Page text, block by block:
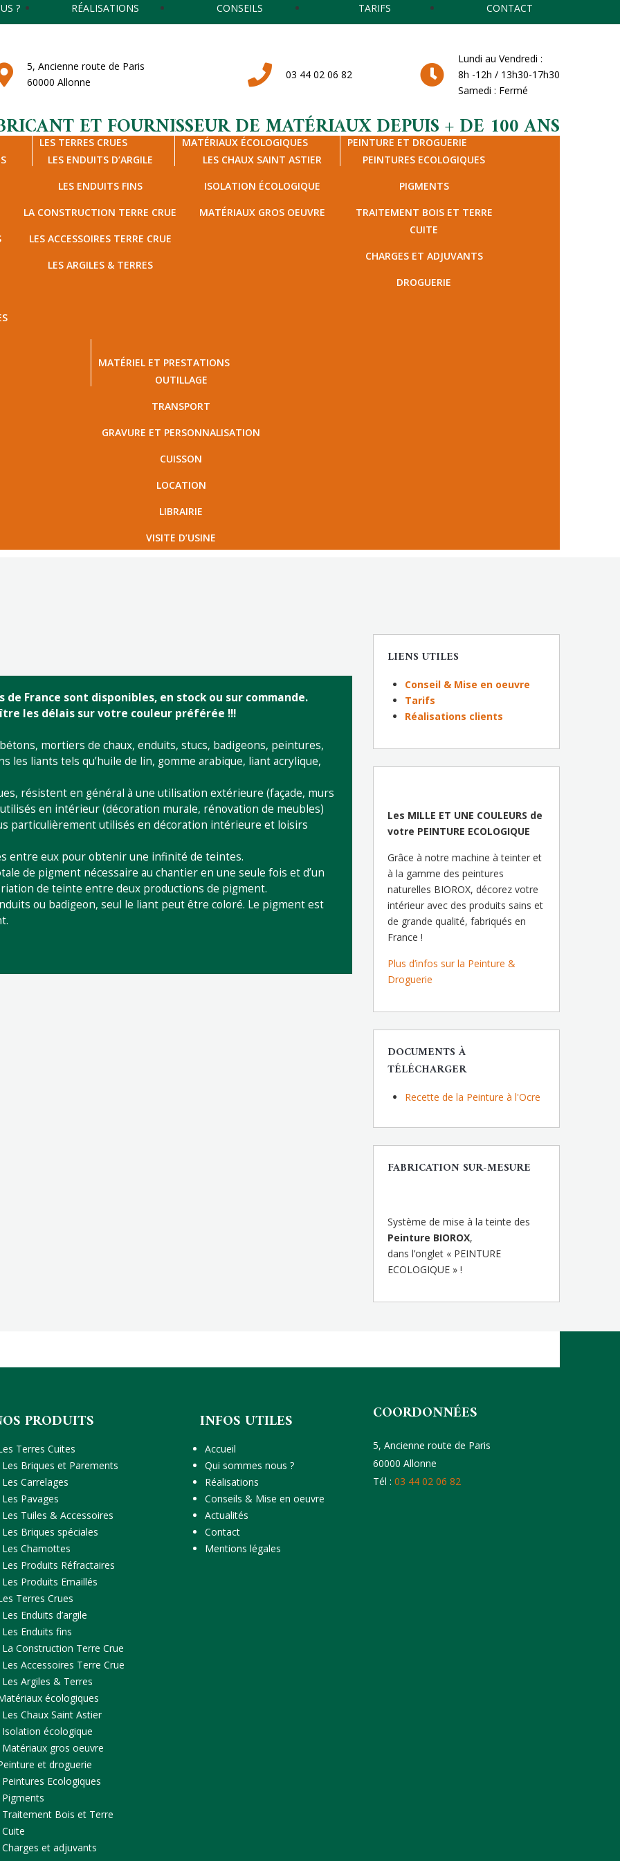
? RÉALISATIONS CONSEILS TARIFS CONTACT
5, Ancienne route de Paris
60000 Allonne
03 44 02 06 82
Lundi au Vendredi :
8h -12h / 13h30-17h30
Samedi : Fermé
ET FOURNISSEUR DE MATÉRIAUX DEPUIS + DE 100 ANS
LES TERRES CRUES
LES ENDUITS D’ARGILE
LES ENDUITS FINS
LA CONSTRUCTION TERRE CRUE
LES ACCESSOIRES TERRE CRUE
LES ARGILES & TERRES
MATÉRIAUX ÉCOLOGIQUES
LES CHAUX SAINT ASTIER
ISOLATION ÉCOLOGIQUE
MATÉRIAUX GROS OEUVRE
PEINTURE ET DROGUERIE
PEINTURES ECOLOGIQUES
PIGMENTS
TRAITEMENT BOIS ET TERRE
CUITE
CHARGES ET ADJUVANTS
DROGUERIE
MATÉRIEL ET PRESTATIONS
OUTILLAGE
TRANSPORT
GRAVURE ET PERSONNALISATION
CUISSON
LOCATION
LIBRAIRIE
VISITE D’USINE
de France sont disponibles, en stock ou sur commande.
les délais sur votre couleur préférée !!!
mortiers de chaux, enduits, stucs, badigeons, peintures,
les liants tels qu’huile de lin, gomme arabique, liant acrylique,
résistent en général à une utilisation extérieure (façade, murs
en intérieur (décoration murale, rénovation de meubles)
particulièrement utilisés en décoration intérieure et loisirs
entre eux pour obtenir une infinité de teintes.
de pigment nécessaire au chantier en une seule fois et d’un
de teinte entre deux productions de pigment.
ou badigeon, seul le liant peut être coloré. Le pigment est
LIENS UTILES
Conseil & Mise en oeuvre
Tarifs
Réalisations clients
Les MILLE ET UNE COULEURS de
votre PEINTURE ECOLOGIQUE
Grâce à notre machine à teinter et
à la gamme des peintures
naturelles BIOROX, décorez votre
intérieur avec des produits sains et
de grande qualité, fabriqués en
France !
Plus d’infos sur la Peinture &
Droguerie
DOCUMENTS À
TÉLÉCHARGER
Recette de la Peinture à l'Ocre
FABRICATION SUR-MESURE
Système de mise à la teinte des
Peinture BIOROX,
dans l’onglet « PEINTURE
ECOLOGIQUE » !
PRODUITS
Terres Cuites
Les Briques et Parements
Les Carrelages
Les Pavages
Les Tuiles & Accessoires
Les Briques spéciales
Les Chamottes
Les Produits Réfractaires
Les Produits Emaillés
Terres Crues
Les Enduits d’argile
Les Enduits fins
La Construction Terre Crue
Les Accessoires Terre Crue
Les Argiles & Terres
écologiques
Les Chaux Saint Astier
Isolation écologique
Matériaux gros oeuvre
et droguerie
Peintures Ecologiques
Pigments
Traitement Bois et Terre
Cuite
Charges et adjuvants
INFOS UTILES
Accueil
Qui sommes nous ?
Réalisations
Conseils & Mise en oeuvre
Actualités
Contact
Mentions légales
COORDONNÉES
5, Ancienne route de Paris
60000 Allonne
Tél : 03 44 02 06 82